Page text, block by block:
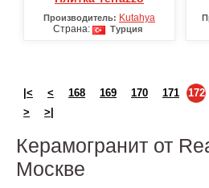
Производитель: Kutahya
Страна:
Турция
|< < 168 169 170 171 172
>
>|
Керамогранит от
Москве